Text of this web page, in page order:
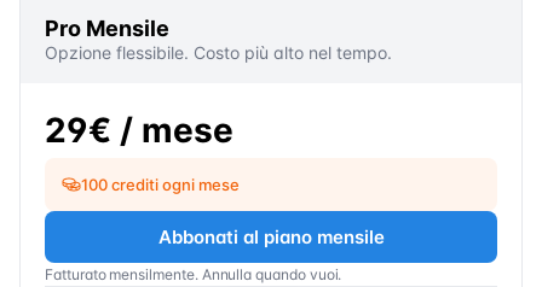
Pro Mensile
Opzione flessibile. Costo più alto nel tempo.
29€ / mese
100 crediti ogni mese
Abbonati al piano mensile
Fatturato mensilmente. Annulla quando vuoi.